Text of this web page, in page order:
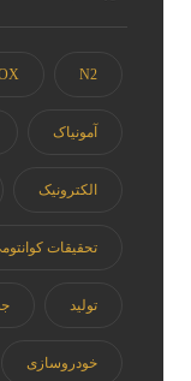
N2
آمونیاک
الکترونیک
تحقیقات
تولید
خودروسازی